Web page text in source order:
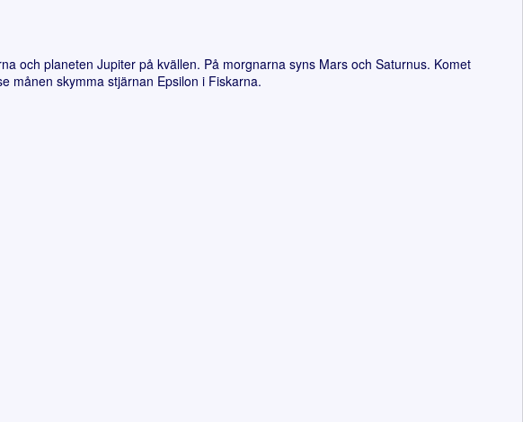
och planeten Jupiter på kvällen. På morgnarna syns Mars och Saturnus. Komet
månen skymma stjärnan Epsilon i Fiskarna.